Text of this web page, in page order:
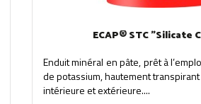
ECAP® STC "Silicate
Enduit minéral en pâte, prêt à
de potassium, hautement
intérieure et extérieure....